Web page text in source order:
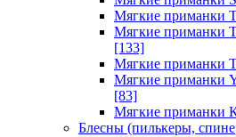
Мягкие приманки
Мягкие приманки
[133]
Мягкие приманки
Мягкие приманки
[83]
Мягкие приманки
Блесны (пилькеры,